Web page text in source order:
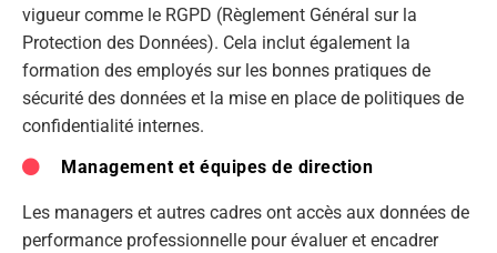
vigueur comme le RGPD (Règlement Général sur la
Protection des Données). Cela inclut également la
formation des employés sur les bonnes pratiques de
sécurité des données et la mise en place de politiques de
confidentialité internes.
Management et équipes de direction
Les managers et autres cadres ont accès aux données de
performance professionnelle pour évaluer et encadrer